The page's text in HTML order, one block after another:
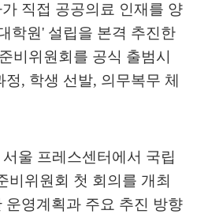
직접 공공의료 인재를 양
학원' 설립을 본격 추진한
비위원회를 공식 출범시
정, 학생 선발, 의무복무 체
서울 프레스센터에서 국립
비위원회 첫 회의를 개최
운영계획과 주요 추진 방향